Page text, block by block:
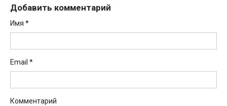
Добавить комментарий
Имя *
Email *
Комментарий